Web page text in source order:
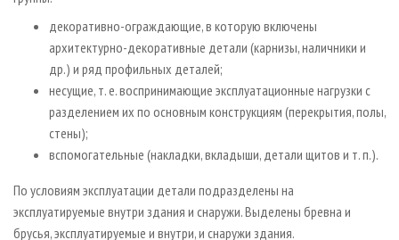
декоративно­-ограждающие, в которую включены
архитектурно­-декоративные детали (карнизы, наличники и
др.) и ряд профильных деталей;
несущие, т. е. воспринимающие эксплуатационные нагрузки с
разделением их по основным конструкциям (перекрытия, полы,
стены);
вспомогательные (накладки, вкладыши, детали щитов и т. п.).
По условиям эксплуатации детали подразделены на
эксплуатируемые внутри здания и снаружи. Выделены бревна и
брусья, эксплуатируемые и внутри, и снаружи здания.